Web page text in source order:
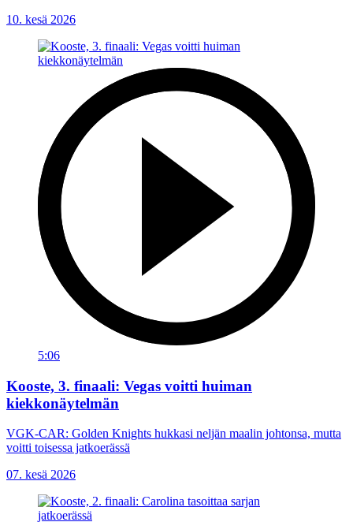
10. kesä 2026
5:06
Kooste, 3. finaali: Vegas voitti huiman
kiekkonäytelmän
VGK-CAR: Golden Knights hukkasi neljän maalin johtonsa, mutta
voitti toisessa jatkoerässä
07. kesä 2026